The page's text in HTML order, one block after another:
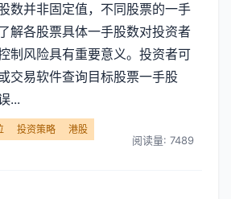
数并非固定值，不同股票的一手
解各股票具体一手股数对投资者
制风险具有重要意义。投资者可
交易软件查询目标股票一手股
...
投资策略
港股
阅读量: 7489